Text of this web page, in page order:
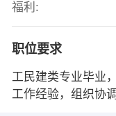
福利:
职位要求
工民建类专业毕业
工作经验，组织协